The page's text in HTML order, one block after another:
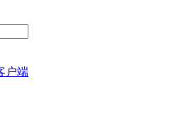
户端